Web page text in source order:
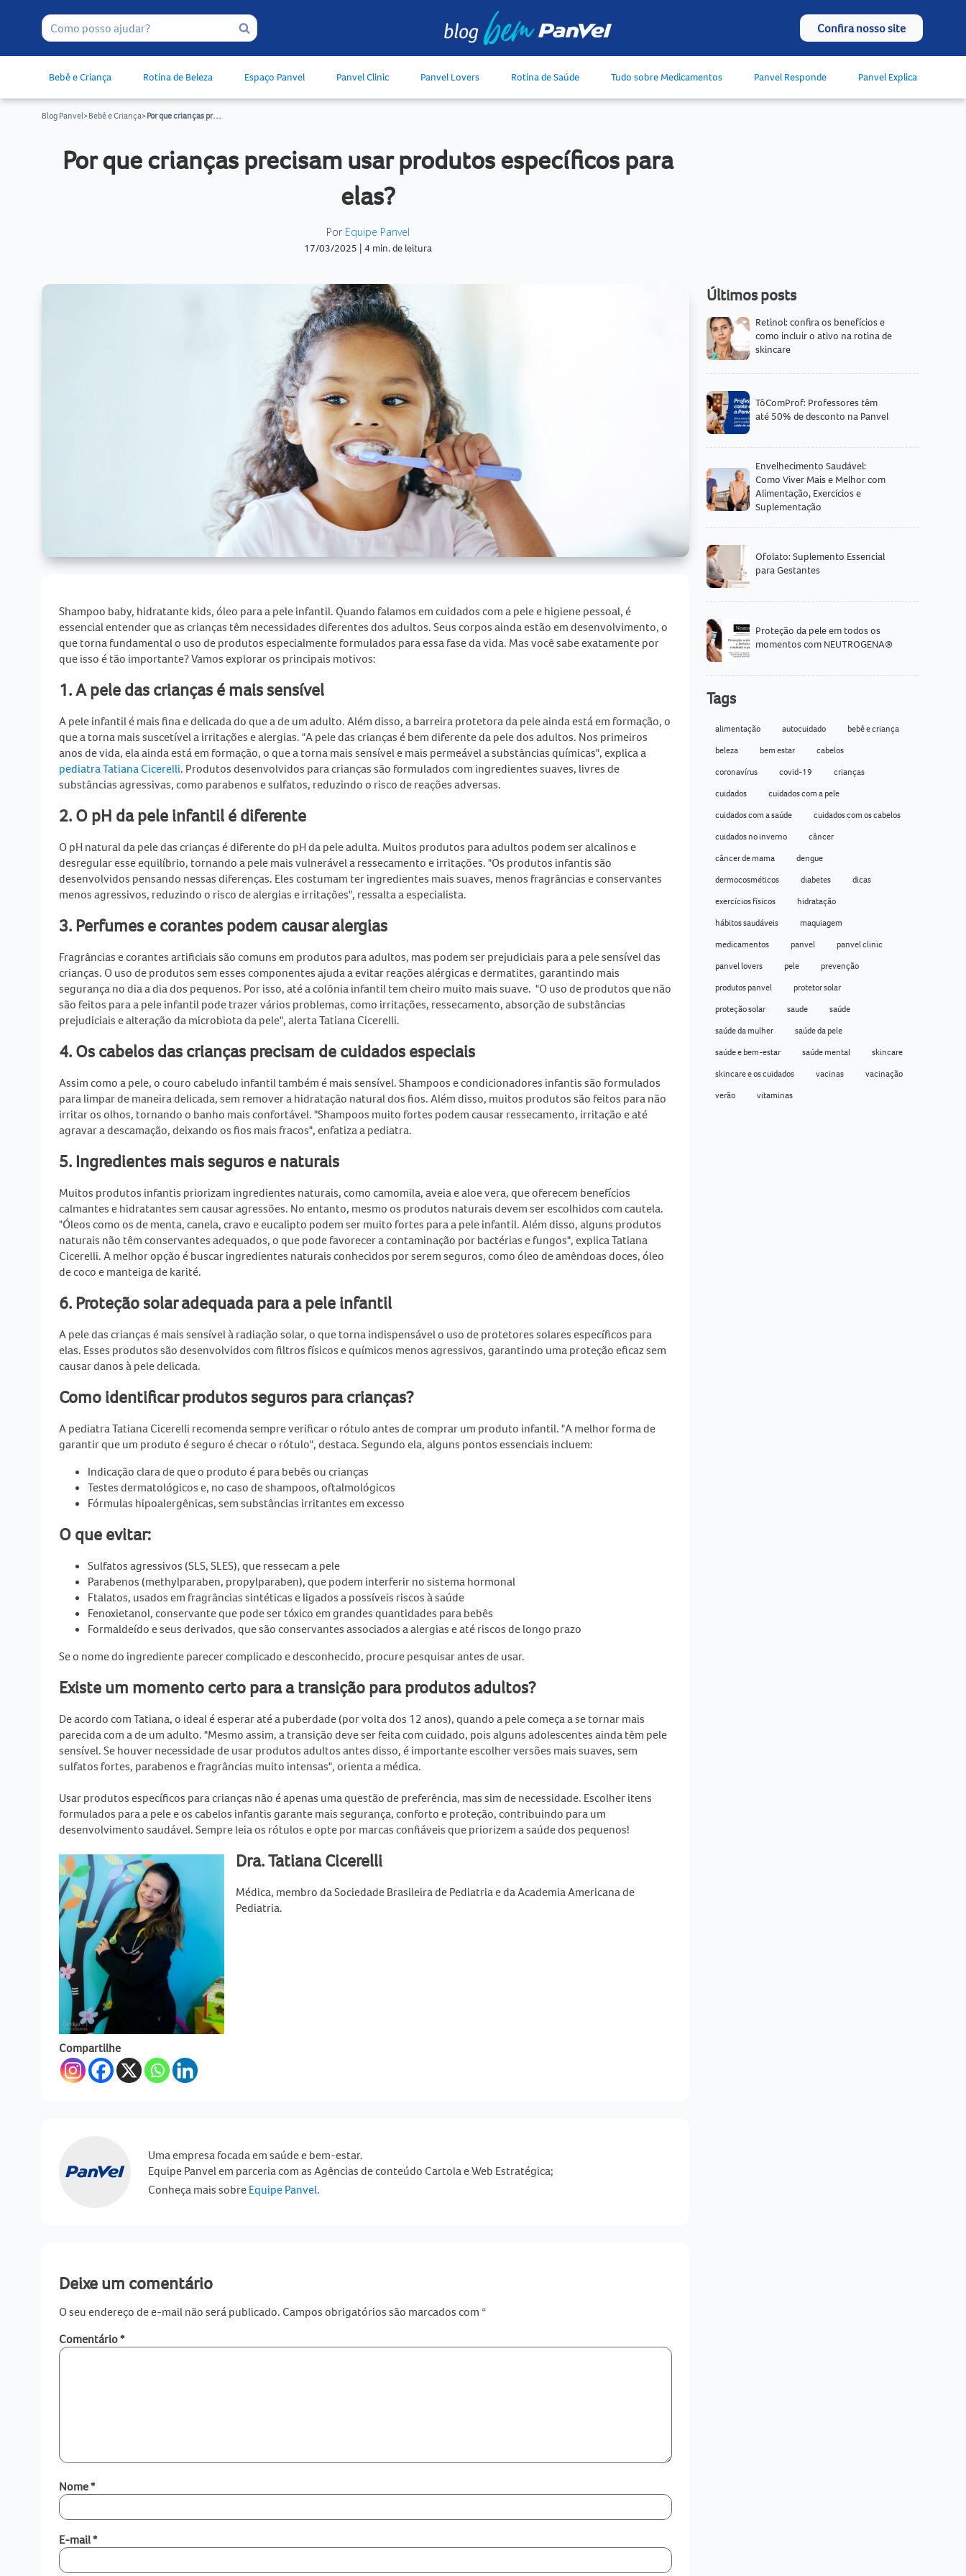
Confira nosso site
Bebê e Criança Rotina de Beleza Espaço Panvel Panvel Clinic Panvel Lovers Rotina de Saúde Tudo sobre Medicamentos Panvel Responde Panvel Explica
Blog Panvel>Bebê e Criança> Por que crianças precisam usar produtos específicos para elas?
Por que crianças precisam usar produtos específicos para
elas?
Por Equipe Panvel
17/03/2025 |4 min. de leitura
Shampoo baby, hidratante kids, óleo para a pele infantil. Quando falamos em cuidados com a pele e higiene pessoal, é
essencial entender que as crianças têm necessidades diferentes dos adultos. Seus corpos ainda estão em desenvolvimento, o
que torna fundamental o uso de produtos especialmente formulados para essa fase da vida. Mas você sabe exatamente por
que isso é tão importante? Vamos explorar os principais motivos:
1. A pele das crianças é mais sensível
A pele infantil é mais fina e delicada do que a de um adulto. Além disso, a barreira protetora da pele ainda está em formação, o
que a torna mais suscetível a irritações e alergias. "A pele das crianças é bem diferente da pele dos adultos. Nos primeiros
anos de vida, ela ainda está em formação, o que a torna mais sensível e mais permeável a substâncias químicas", explica a
pediatra Tatiana Cicerelli. Produtos desenvolvidos para crianças são formulados com ingredientes suaves, livres de
substâncias agressivas, como parabenos e sulfatos, reduzindo o risco de reações adversas.
2. O pH da pele infantil é diferente
O pH natural da pele das crianças é diferente do pH da pele adulta. Muitos produtos para adultos podem ser alcalinos e
desregular esse equilíbrio, tornando a pele mais vulnerável a ressecamento e irritações. "Os produtos infantis são
desenvolvidos pensando nessas diferenças. Eles costumam ter ingredientes mais suaves, menos fragrâncias e conservantes
menos agressivos, reduzindo o risco de alergias e irritações", ressalta a especialista.
3. Perfumes e corantes podem causar alergias
Fragrâncias e corantes artificiais são comuns em produtos para adultos, mas podem ser prejudiciais para a pele sensível das
crianças. O uso de produtos sem esses componentes ajuda a evitar reações alérgicas e dermatites, garantindo mais
segurança no dia a dia dos pequenos. Por isso, até a colônia infantil tem cheiro muito mais suave. "O uso de produtos que não
são feitos para a pele infantil pode trazer vários problemas, como irritações, ressecamento, absorção de substâncias
prejudiciais e alteração da microbiota da pele", alerta Tatiana Cicerelli.
4. Os cabelos das crianças precisam de cuidados especiais
Assim como a pele, o couro cabeludo infantil também é mais sensível. Shampoos e condicionadores infantis são formulados
para limpar de maneira delicada, sem remover a hidratação natural dos fios. Além disso, muitos produtos são feitos para não
irritar os olhos, tornando o banho mais confortável. "Shampoos muito fortes podem causar ressecamento, irritação e até
agravar a descamação, deixando os fios mais fracos", enfatiza a pediatra.
5. Ingredientes mais seguros e naturais
Muitos produtos infantis priorizam ingredientes naturais, como camomila, aveia e aloe vera, que oferecem benefícios
calmantes e hidratantes sem causar agressões. No entanto, mesmo os produtos naturais devem ser escolhidos com cautela.
"Óleos como os de menta, canela, cravo e eucalipto podem ser muito fortes para a pele infantil. Além disso, alguns produtos
naturais não têm conservantes adequados, o que pode favorecer a contaminação por bactérias e fungos", explica Tatiana
Cicerelli. A melhor opção é buscar ingredientes naturais conhecidos por serem seguros, como óleo de amêndoas doces, óleo
de coco e manteiga de karité.
6. Proteção solar adequada para a pele infantil
A pele das crianças é mais sensível à radiação solar, o que torna indispensável o uso de protetores solares específicos para
elas. Esses produtos são desenvolvidos com filtros físicos e químicos menos agressivos, garantindo uma proteção eficaz sem
causar danos à pele delicada.
Como identificar produtos seguros para crianças?
A pediatra Tatiana Cicerelli recomenda sempre verificar o rótulo antes de comprar um produto infantil. "A melhor forma de
garantir que um produto é seguro é checar o rótulo", destaca. Segundo ela, alguns pontos essenciais incluem:
Indicação clara de que o produto é para bebês ou crianças
Testes dermatológicos e, no caso de shampoos, oftalmológicos
Fórmulas hipoalergênicas, sem substâncias irritantes em excesso
O que evitar:
Sulfatos agressivos (SLS, SLES), que ressecam a pele
Parabenos (methylparaben, propylparaben), que podem interferir no sistema hormonal
Ftalatos, usados em fragrâncias sintéticas e ligados a possíveis riscos à saúde
Fenoxietanol, conservante que pode ser tóxico em grandes quantidades para bebês
Formaldeído e seus derivados, que são conservantes associados a alergias e até riscos de longo prazo
Se o nome do ingrediente parecer complicado e desconhecido, procure pesquisar antes de usar.
Existe um momento certo para a transição para produtos adultos?
De acordo com Tatiana, o ideal é esperar até a puberdade (por volta dos 12 anos), quando a pele começa a se tornar mais
parecida com a de um adulto. "Mesmo assim, a transição deve ser feita com cuidado, pois alguns adolescentes ainda têm pele
sensível. Se houver necessidade de usar produtos adultos antes disso, é importante escolher versões mais suaves, sem
sulfatos fortes, parabenos e fragrâncias muito intensas", orienta a médica.
Usar produtos específicos para crianças não é apenas uma questão de preferência, mas sim de necessidade. Escolher itens
formulados para a pele e os cabelos infantis garante mais segurança, conforto e proteção, contribuindo para um
desenvolvimento saudável. Sempre leia os rótulos e opte por marcas confiáveis que priorizem a saúde dos pequenos!
Dra. Tatiana Cicerelli
Médica, membro da Sociedade Brasileira de Pediatria e da Academia Americana de
Pediatria.
Compartilhe
Uma empresa focada em saúde e bem-estar.
Equipe Panvel em parceria com as Agências de conteúdo Cartola e Web Estratégica;
Conheça mais sobre Equipe Panvel.
Deixe um comentário
O seu endereço de e-mail não será publicado. Campos obrigatórios são marcados com *
Comentário*
Nome*
E-mail*
Últimos posts
Retinol: confira os benefícios e
como incluir o ativo na rotina de
skincare
TôComProf: Professores têm
até 50% de desconto na Panvel
Envelhecimento Saudável:
Como Viver Mais e Melhor com
Alimentação, Exercícios e
Suplementação
Ofolato: Suplemento Essencial
para Gestantes
Proteção da pele em todos os
momentos com NEUTROGENA®
Tags
alimentação autocuidado
bebê e criança
beleza
bem estar
cabelos
coronavírus
covid-19
crianças
cuidados
cuidados com a pele
cuidados com a saúde
cuidados com os cabelos
cuidados no inverno
câncer
câncer de mama
dengue
dermocosméticos
diabetes
dicas
exercícios físicos
hidratação
hábitos saudáveis
maquiagem
medicamentos
panvel
panvel clinic
panvel lovers
pele
prevenção
produtos panvel
protetor solar
proteção solar
saude
saúde
saúde da mulher
saúde da pele
saúde e bem-estar
saúde mental
skincare
skincare e os cuidados
vacinas
vacinação
verão
vitaminas